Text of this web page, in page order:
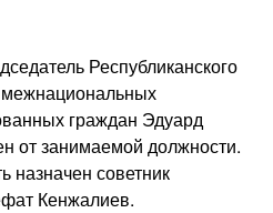
Республиканского
граждан Эдуард
от занимаемой должности.
назначен советник
Кенжалиев.